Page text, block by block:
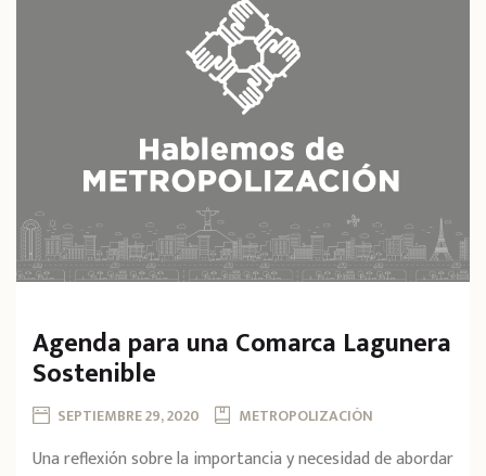
Agenda para una Comarca Lagunera
Sostenible
SEPTIEMBRE 29, 2020 METROPOLIZACIÓN
Una reflexión sobre la importancia y necesidad de abordar